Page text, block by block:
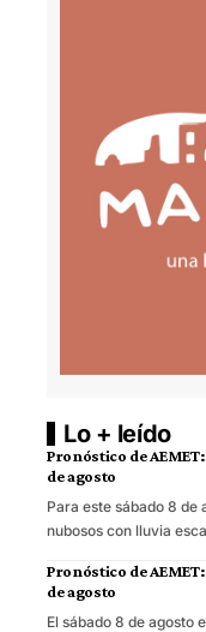
Lo + leído
Pronóstico de
de agosto
Para este sábado 8 de
nubosos con lluvia
Pronóstico de
de agosto
El sábado 8 de agosto